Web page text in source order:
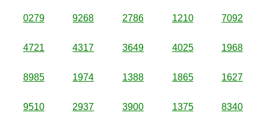
0279 9268 2786 1210 7092
4721 4317 3649 4025 1968
8985 1974 1388 1865 1627
9510 2937 3900 1375 8340